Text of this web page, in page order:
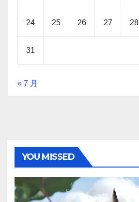
24 25 26 27 28
31
« 7 月
YOU MISSED